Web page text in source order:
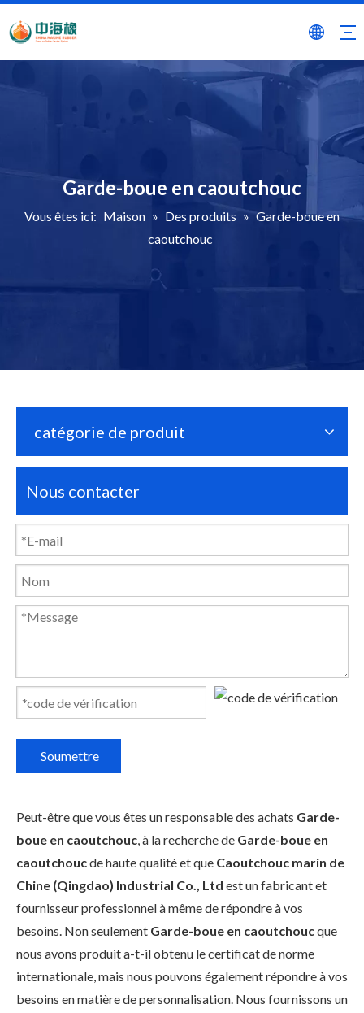
Garde-boue en caoutchouc
Vous êtes ici: Maison » Des produits » Garde-boue en
caoutchouc
catégorie de produit
Nous contacter
Soumettre
Peut-être que vous êtes un responsable des achats Garde-
boue en caoutchouc, à la recherche de Garde-boue en
caoutchoucde haute qualité et que Caoutchouc marin de
Chine (Qingdao) Industrial Co., Ltd est un fabricant et
fournisseur professionnel à même de répondre à vos
besoins. Non seulement Garde-boue en caoutchoucque
nous avons produit a-t-il obtenu le certificat de norme
internationale, mais nous pouvons également répondre à vos
besoins en matière de personnalisation. Nous fournissons un